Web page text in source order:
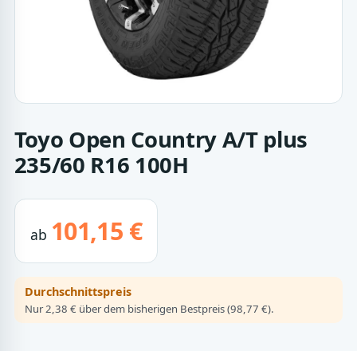
Toyo Open Country A/T plus
235/60 R16 100H
ab 101,15 €
Durchschnittspreis
Nur 2,38 € über dem bisherigen Bestpreis (98,77 €).